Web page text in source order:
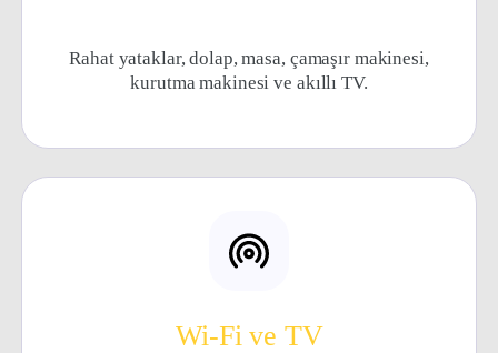
Rahat yataklar, dolap, masa, çamaşır makinesi,
kurutma makinesi ve akıllı TV.
Wi-Fi ve TV